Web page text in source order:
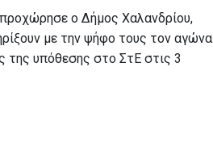
ο Δήμος Χαλανδρίου,
με την ψήφο τους τον αγώνα
της υπόθεσης στο ΣτΕ στις 3